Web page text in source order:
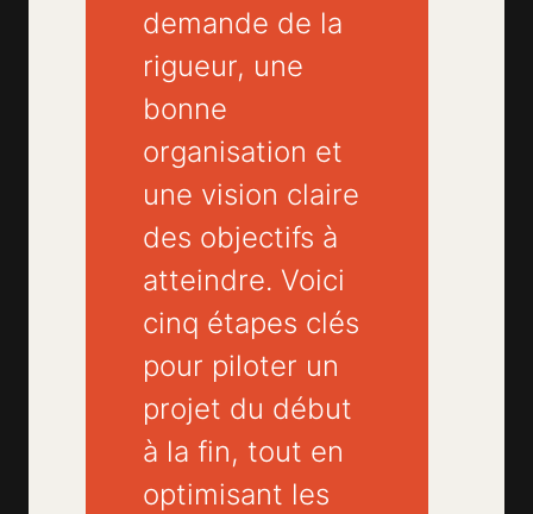
demande de la
rigueur, une
bonne
organisation et
une vision claire
des objectifs à
atteindre. Voici
cinq étapes clés
pour piloter un
projet du début
à la fin, tout en
optimisant les